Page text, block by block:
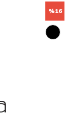
%16